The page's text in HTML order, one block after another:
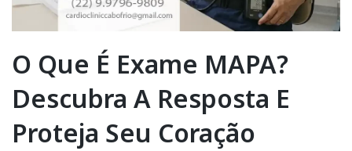
O Que É Exame MAPA?
Descubra A Resposta E
Proteja Seu Coração